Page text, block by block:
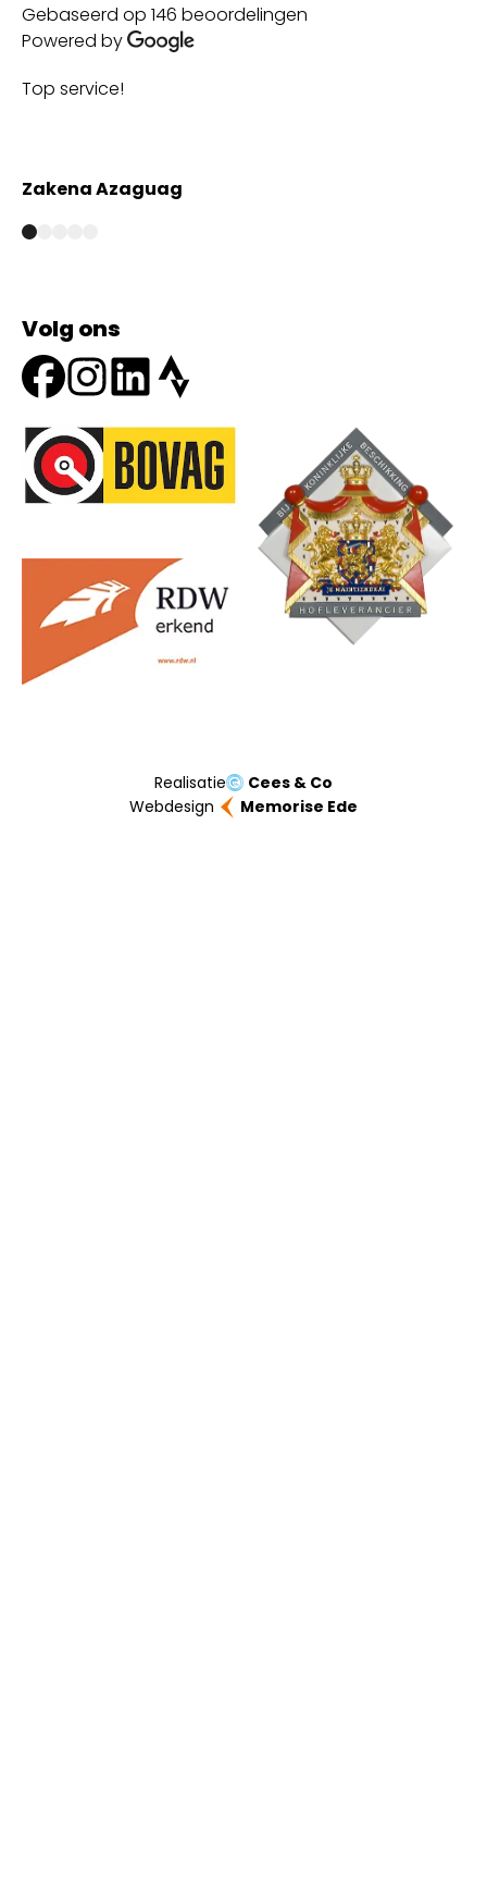
Gebaseerd op 146 beoordelingen
Powered by
Top service!
Zakena Azaguag
Volg ons
Onze partners
Realisatie
Cees & Co
Webdesign
Memorise Ede